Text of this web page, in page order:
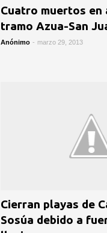
Cuatro muertos en
tramo Azua-San
Anónimo - marzo 29, 2013
Cierran playas de
Sosúa debido a